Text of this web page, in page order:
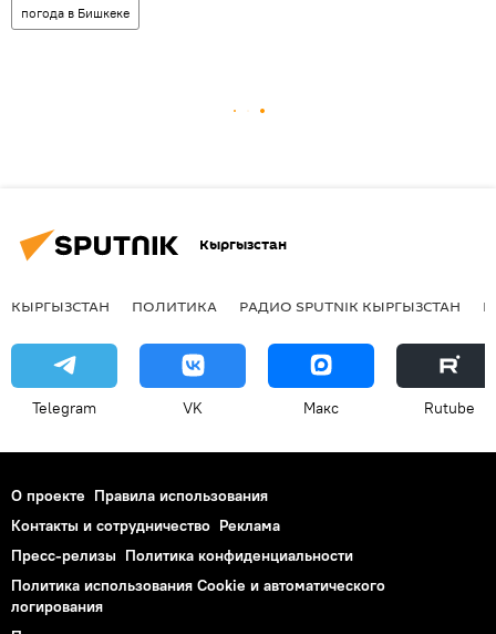
погода в Бишкеке
Кыргызстан
КЫРГЫЗСТАН ПОЛИТИКА РАДИО SPUTNIK КЫРГЫЗСТАН
Telegram VK Макс Rutube
О проекте Правила использования
Контакты и сотрудничество Реклама
Пресс-релизы Политика конфиденциальности
Политика использования Cookie и автоматического
логирования